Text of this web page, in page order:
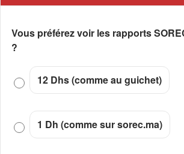
Vous préférez voir les rapports
?
Choix12 Dhs (comme au guichet)
1 Dh (comme sur sorec.ma)